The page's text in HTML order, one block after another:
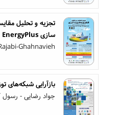
سازی EnergyPlus
Ghahnavieh
بازآرایی شبکه‌های
جواد رضایی - رسول